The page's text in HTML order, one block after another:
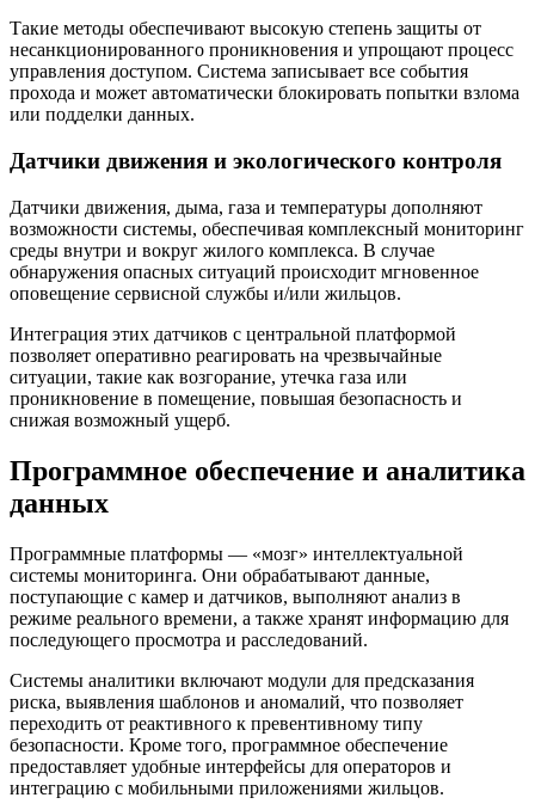
Такие методы обеспечивают высокую степень защиты от
несанкционированного проникновения и упрощают процесс
управления доступом. Система записывает все события
прохода и может автоматически блокировать попытки взлома
или подделки данных.
Датчики движения и экологического контроля
Датчики движения, дыма, газа и температуры дополняют
возможности системы, обеспечивая комплексный мониторинг
среды внутри и вокруг жилого комплекса. В случае
обнаружения опасных ситуаций происходит мгновенное
оповещение сервисной службы и/или жильцов.
Интеграция этих датчиков с центральной платформой
позволяет оперативно реагировать на чрезвычайные
ситуации, такие как возгорание, утечка газа или
проникновение в помещение, повышая безопасность и
снижая возможный ущерб.
Программное обеспечение и аналитика
данных
Программные платформы — «мозг» интеллектуальной
системы мониторинга. Они обрабатывают данные,
поступающие с камер и датчиков, выполняют анализ в
режиме реального времени, а также хранят информацию для
последующего просмотра и расследований.
Системы аналитики включают модули для предсказания
риска, выявления шаблонов и аномалий, что позволяет
переходить от реактивного к превентивному типу
безопасности. Кроме того, программное обеспечение
предоставляет удобные интерфейсы для операторов и
интеграцию с мобильными приложениями жильцов.